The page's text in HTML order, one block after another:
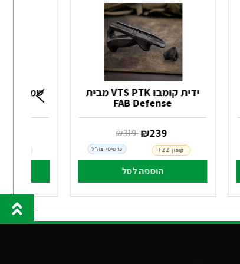
ידית קומבו VTS PTK מבית
FAB Defense
‏ ₪
319 239
הוספה לסל
כרטיסי צה"ל קופון TZZ